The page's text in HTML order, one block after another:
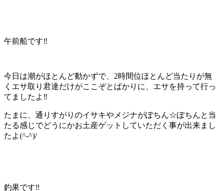
午前船です‼️
今日は潮がほとんど動かずで、2時間位ほとんど当たりが無
くエサ取り君達だけがここぞとばかりに、エサを持って行っ
てましたよ‼️
たまに、通りすがりのイサキやメジナがぽちん☆ぽちんと当
たる感じでどうにかお土産ゲットしていただく事が出来まし
たよ(^-^)/
釣果です‼️